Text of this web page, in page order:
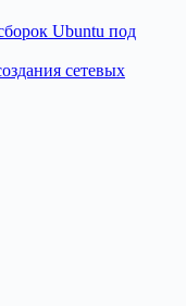
Ubuntu под
сетевых